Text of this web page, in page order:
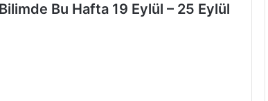
Bilimde Bu Hafta 19 Eylül – 25 Eylül